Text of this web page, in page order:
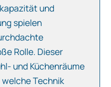
und
spielen
Rolle. Dieser
und Küchenräume
Technik